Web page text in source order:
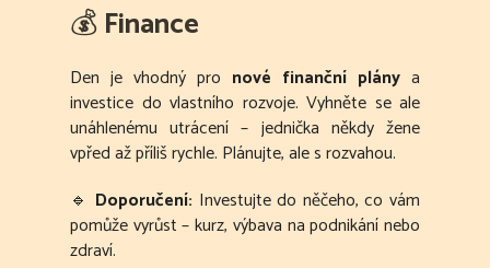
💰Finance
Den je vhodný pro nové finanční plány a
investice do vlastního rozvoje. Vyhněte se ale
unáhlenému utrácení – jednička někdy žene
vpřed až příliš rychle. Plánujte, ale s rozvahou.
🔹 Doporučení: Investujte do něčeho, co vám
pomůže vyrůst – kurz, výbava na podnikání nebo
zdraví.